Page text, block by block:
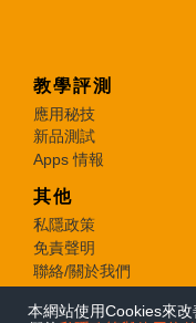
本網站使用Cookies來
教學評測
應用秘技
新品測試
Apps 情報
其他
私隱政策
免責聲明
聯絡/關於我們
© 2026 e-zone. All